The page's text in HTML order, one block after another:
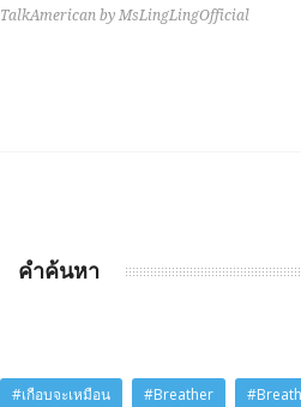
TalkAmerican by MsLingLingOfficial
คำค้นหา
#เกือบจะเหมือน #Breather